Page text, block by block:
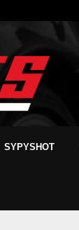
SYPYSHOT